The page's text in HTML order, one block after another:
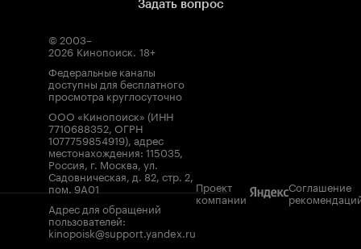
Задать вопрос
© 2003–
2026 Кинопоиск. 18+
Федеральные каналы
доступны для бесплатного
просмотра круглосуточно
ООО «Кинопоиск» (ИНН
7710688352, ОГРН
1077759854919), адрес
местонахождения: 115035,
Россия, г. Москва, ул.
Садовническая, д. 82, стр. 2,
пом. 9А01
Адрес для обращений
пользователей:
kinopoisk@support.yandex.ru
Проект
компании
Соглашение